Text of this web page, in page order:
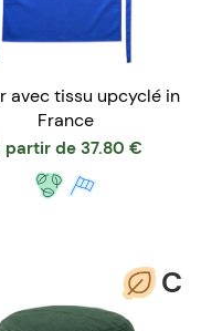
avec tissu upcyclé in
France
partir de 37.80 €
C